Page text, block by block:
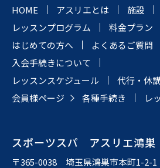
HOME アスリエとは
施設
レッスンプログラム
料金プラン
はじめての方へ
よくあるご質問
入会手続きについて
レッスンスケジュール
代行・休
会員様ページ
各種手続き レ
スポーツスパ アスリエ鴻巣
〒365-0038 埼玉県鴻巣市本町1-2-1